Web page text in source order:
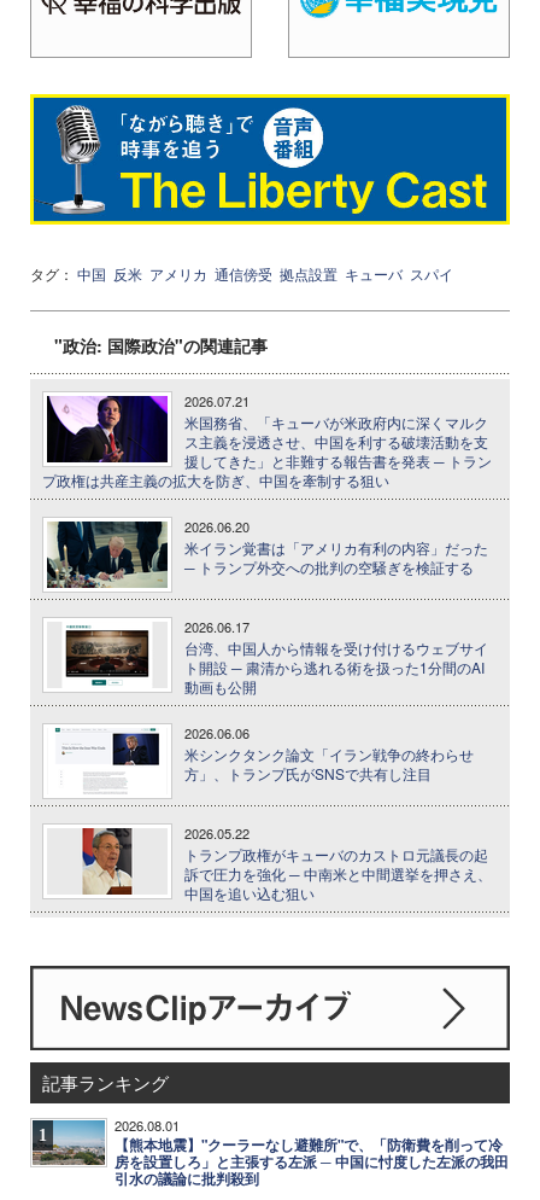
タグ： 中国 反米 アメリカ 通信傍受 拠点設置 キューバ スパイ
"政治: 国際政治"の関連記事
2026.07.21
米国務省、「キューバが米政府内に深くマルク
ス主義を浸透させ、中国を利する破壊活動を支
援してきた」と非難する報告書を発表 ─ トラン
プ政権は共産主義の拡大を防ぎ、中国を牽制する狙い
2026.06.20
米イラン覚書は「アメリカ有利の内容」だった
─ トランプ外交への批判の空騒ぎを検証する
2026.06.17
台湾、中国人から情報を受け付けるウェブサイ
ト開設 ─ 粛清から逃れる術を扱った1分間のAI
動画も公開
2026.06.06
米シンクタンク論文「イラン戦争の終わらせ
方」、トランプ氏がSNSで共有し注目
2026.05.22
トランプ政権がキューバのカストロ元議長の起
訴で圧力を強化 ─ 中南米と中間選挙を押さえ、
中国を追い込む狙い
記事ランキング
1 2026.08.01
【熊本地震】"クーラーなし避難所"で、「防衛費を削って冷
房を設置しろ」と主張する左派 ─ 中国に忖度した左派の我田
引水の議論に批判殺到